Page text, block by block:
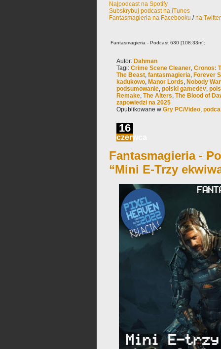
Najpodcast na Spotify
Subskrybuj podcast na iTunes
Fantasmagieria na Facebooku /na
Fantasmagieria - Podcast 630 [108:33m]:
Autor: Dahman
Tagi: Crime Scene Cleaner, Cronos:
The Beast, fantasmagieria, Forever
kadukowo, Manor Lords, Nobody
podsumowanie, polski gamedev,
Remake, The Alters, The Blood of
zapowiedzi na 2025
Opublikowane w Gry PC/Video,
16
czerwca
Fantasmagieria -
“Mini E-Trzy